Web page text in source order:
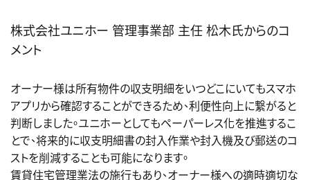
株式会社ユニホー 管理事業部 主任 松木氏からのコ
メント
オーナー様は所有物件の収支明細をいつどこにいてもスマホ
アプリから確認することができるため、利便性向上に繋がると
判断しました。ユニホーとしてもペーパーレス化を推進するこ
とで、将来的に収支明細書の封入作業や封入機及び郵送のコ
ストを削減することも可能になります。
賃貸住宅管理業法の施行もあり、オーナー様への適時適切な